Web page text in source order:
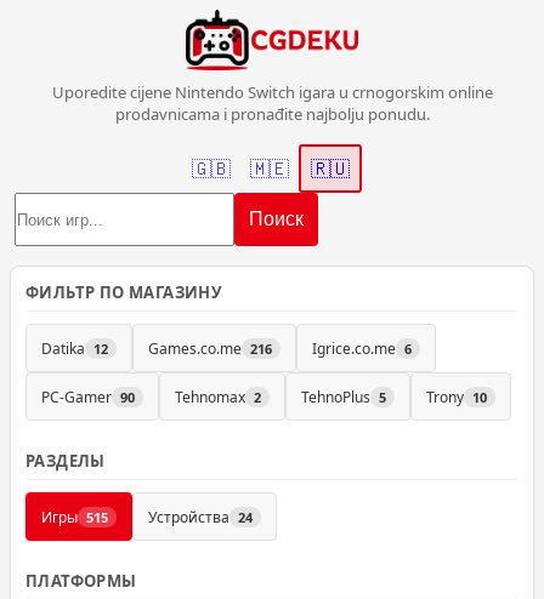
Uporedite cijene Nintendo Switch igara u crnogorskim online
prodavnicama i pronađite najbolju ponudu.
Поиск
🇬🇧 🇲🇪 🇷🇺
ФИЛЬТР ПО МАГАЗИНУ
Datika 12 Games.co.me 216 Igrice.co.me 6
PC-Gamer 90 Tehnomax 2 TehnoPlus 5 Trony 10
РАЗДЕЛЫ
Игры 515 Устройства 24
ПЛАТФОРМЫ